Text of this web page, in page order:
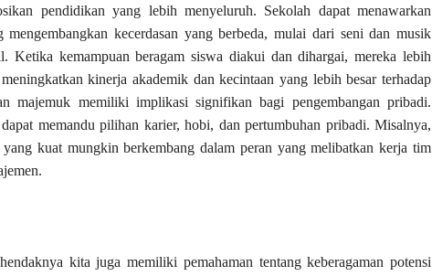
pendidikan yang lebih menyeluruh. Sekolah dapat menawarkan
kecerdasan yang berbeda, mulai dari seni dan musik
Ketika kemampuan beragam siswa diakui dan dihargai, mereka lebih
kinerja akademik dan kecintaan yang lebih besar terhadap
majemuk memiliki implikasi signifikan bagi pengembangan pribadi.
memandu pilihan karier, hobi, dan pertumbuhan pribadi. Misalnya,
yang kuat mungkin berkembang dalam peran yang melibatkan kerja tim
kita juga memiliki pemahaman tentang keberagaman potensi